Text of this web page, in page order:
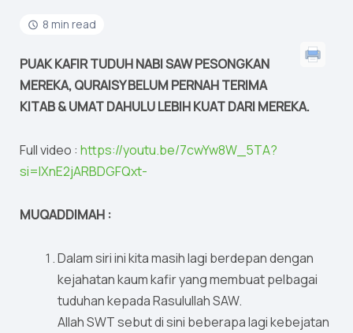
8 min read
PUAK KAFIR TUDUH NABI SAW PESONGKAN
MEREKA, QURAISY BELUM PERNAH TERIMA
KITAB & UMAT DAHULU LEBIH KUAT DARI MEREKA.
Full video : https://youtu.be/7cwYw8W_5TA?
si=IXnE2jARBDGFQxt-
MUQADDIMAH :
Dalam siri ini kita masih lagi berdepan dengan
kejahatan kaum kafir yang membuat pelbagai
tuduhan kepada Rasulullah SAW.
Allah SWT sebut di sini beberapa lagi kebejatan